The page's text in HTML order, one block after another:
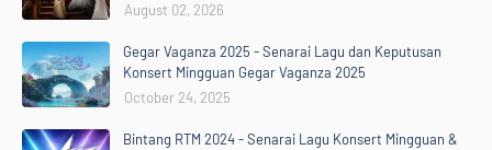
August 02, 2026
Gegar Vaganza 2025 - Senarai Lagu dan Keputusan
Konsert Mingguan Gegar Vaganza 2025
October 24, 2025
Bintang RTM 2024 - Senarai Lagu Konsert Mingguan &